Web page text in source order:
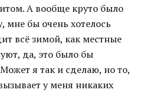
А вообще круто было
мне бы очень хотелось
всё зимой, как местные
да, это было бы
я так и сделаю, но то,
у меня никаких